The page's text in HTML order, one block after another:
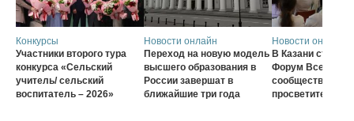
Конкурсы
Участники второго тура
конкурса «Сельский
учитель/ сельский
воспитатель – 2026»
Новости онлайн
Переход на новую модель
высшего образования в
России завершат в
ближайшие три года
Новости онлайн
В Казани
Форум
сообщества
просветителей